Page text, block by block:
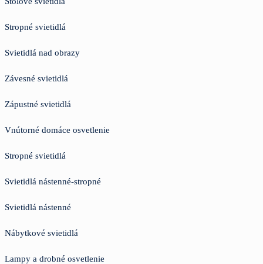
Stropné svietidlá
Svietidlá nad obrazy
Závesné svietidlá
Zápustné svietidlá
Vnútorné domáce osvetlenie
Stropné svietidlá
Svietidlá nástenné-stropné
Svietidlá nástenné
Nábytkové svietidlá
Lampy a drobné osvetlenie